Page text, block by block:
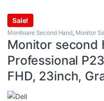
Sale!
Monitoare Second Hand, Monitor
Monitor second
Professional
FHD, 23inch,